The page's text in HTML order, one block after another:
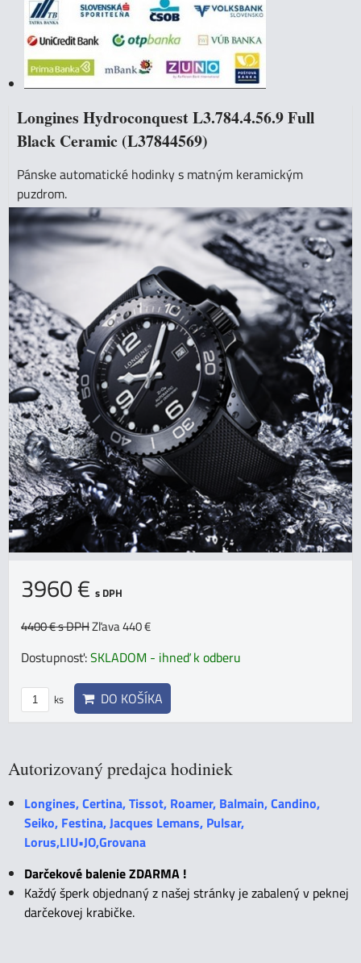
Longines Hydroconquest L3.784.4.56.9 Full
Black Ceramic (L37844569)
Pánske automatické hodinky s matným keramickým
puzdrom.
3960 € s DPH
4400 €s DPHZľava 440 €
Dostupnosť:SKLADOM - ihneď k odberu
ks DO KOŠÍKA
Autorizovaný predajca hodiniek
Longines, Certina, Tissot, Roamer, Balmain, Candino,
Seiko, Festina, Jacques Lemans, Pulsar,
Lorus,LIU•JO,Grovana
Darčekové balenie ZDARMA !
Každý šperk objednaný z našej stránky je zabalený v peknej
darčekovej krabičke.